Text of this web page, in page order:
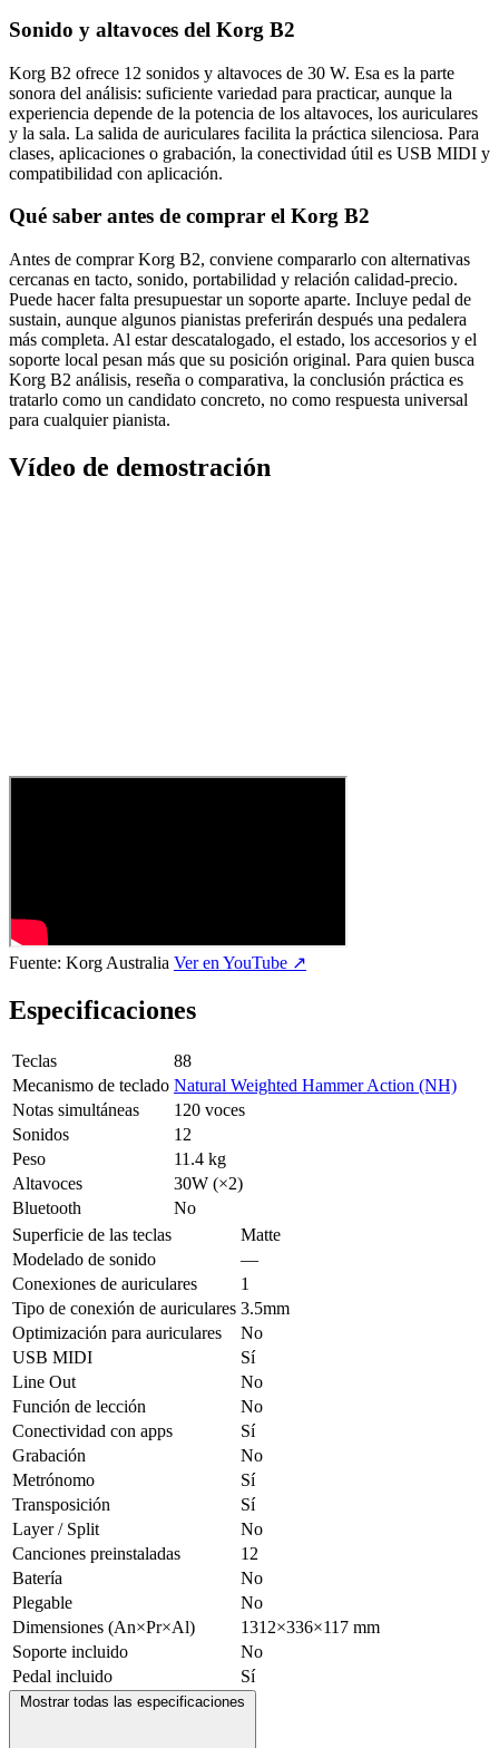
Sonido y altavoces del Korg B2
Korg B2 ofrece 12 sonidos y altavoces de 30 W. Esa es la parte
sonora del análisis: suficiente variedad para practicar, aunque la
experiencia depende de la potencia de los altavoces, los auriculares
y la sala. La salida de auriculares facilita la práctica silenciosa. Para
clases, aplicaciones o grabación, la conectividad útil es USB MIDI y
compatibilidad con aplicación.
Qué saber antes de comprar el Korg B2
Antes de comprar Korg B2, conviene compararlo con alternativas
cercanas en tacto, sonido, portabilidad y relación calidad-precio.
Puede hacer falta presupuestar un soporte aparte. Incluye pedal de
sustain, aunque algunos pianistas preferirán después una pedalera
más completa. Al estar descatalogado, el estado, los accesorios y el
soporte local pesan más que su posición original. Para quien busca
Korg B2 análisis, reseña o comparativa, la conclusión práctica es
tratarlo como un candidato concreto, no como respuesta universal
para cualquier pianista.
Vídeo de demostración
Fuente: Korg Australia Ver en YouTube ↗
Especificaciones
Teclas
88
Mecanismo de teclado Natural Weighted Hammer Action (NH)
Notas simultáneas
120 voces
Sonidos
12
Peso
11.4 kg
Altavoces
30W (×2)
Bluetooth
No
Superficie de las teclas
Matte
Modelado de sonido
—
Conexiones de auriculares
1
Tipo de conexión de auriculares 3.5mm
Optimización para auriculares
No
USB MIDI
Sí
Line Out
No
Función de lección
No
Conectividad con apps
Sí
Grabación
No
Metrónomo
Sí
Transposición
Sí
Layer / Split
No
Canciones preinstaladas
12
Batería
No
Plegable
No
Dimensiones (An×Pr×Al)
1312×336×117 mm
Soporte incluido
No
Pedal incluido
Sí
Mostrar todas las especificaciones